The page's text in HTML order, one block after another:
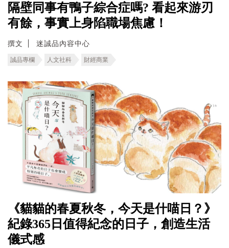
隔壁同事有鴨子綜合症嗎? 看起來游刃
有餘，事實上身陷職場焦慮！
撰文 迷誠品內容中心
誠品專欄 人文社科 財經商業
《貓貓的春夏秋冬，今天是什喵日？》
紀錄365日值得紀念的日子，創造生活
儀式感